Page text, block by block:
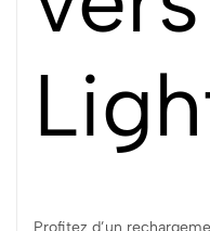
Profitez d’un